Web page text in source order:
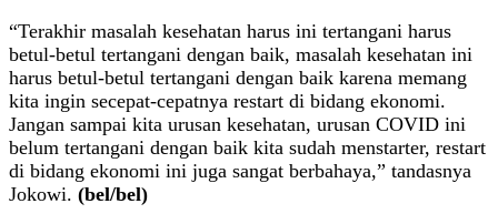
“Terakhir masalah kesehatan harus ini tertangani harus
betul-betul tertangani dengan baik, masalah kesehatan ini
harus betul-betul tertangani dengan baik karena memang
kita ingin secepat-cepatnya restart di bidang ekonomi.
Jangan sampai kita urusan kesehatan, urusan COVID ini
belum tertangani dengan baik kita sudah menstarter, restart
di bidang ekonomi ini juga sangat berbahaya,” tandasnya
Jokowi. (bel/bel)